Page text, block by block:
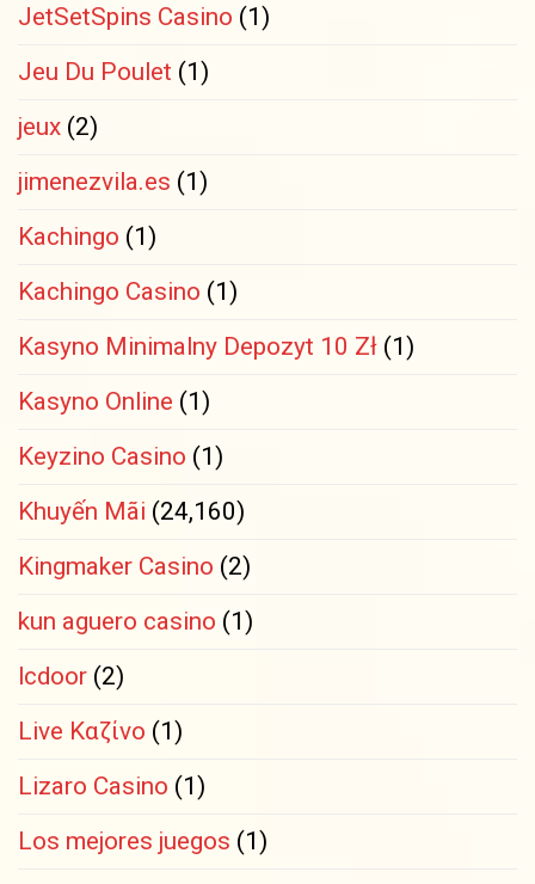
JetSetSpins Casino (1)
Jeu Du Poulet (1)
jeux (2)
jimenezvila.es (1)
Kachingo (1)
Kachingo Casino (1)
Kasyno Minimalny Depozyt 10 Zł (1)
Kasyno Online (1)
Keyzino Casino (1)
Khuyến Mãi (24,160)
Kingmaker Casino (2)
kun aguero casino (1)
lcdoor (2)
Live Καζίνο (1)
Lizaro Casino (1)
Los mejores juegos (1)